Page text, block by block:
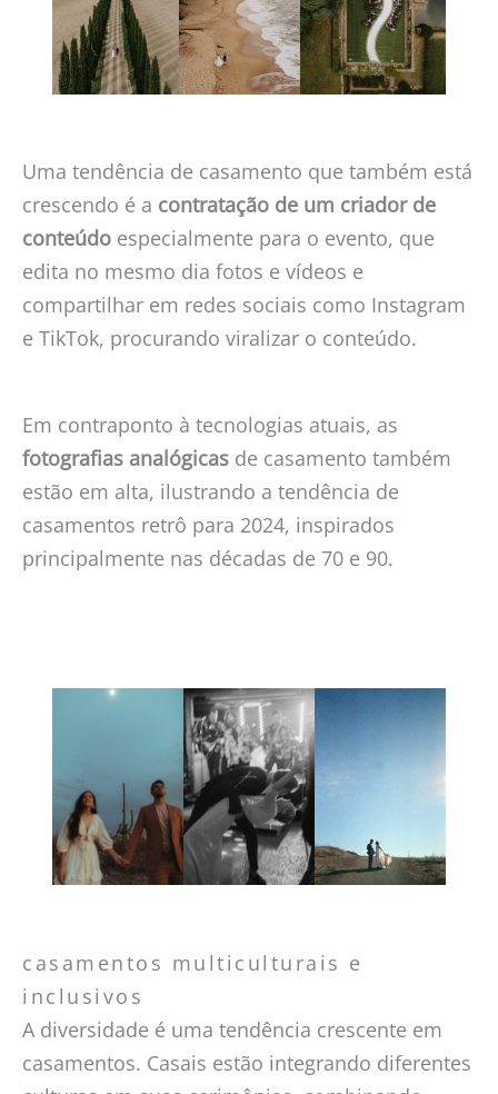
Uma tendência de casamento que também está
crescendo é a contratação de um criador de
conteúdo especialmente para o evento, que
edita no mesmo dia fotos e vídeos e
compartilhar em redes sociais como Instagram
e TikTok, procurando viralizar o conteúdo.
Em contraponto à tecnologias atuais, as
fotografias analógicas de casamento também
estão em alta, ilustrando a tendência de
casamentos retrô para 2024, inspirados
principalmente nas décadas de 70 e 90.
casamentos multiculturais e
inclusivos
A diversidade é uma tendência crescente em
casamentos. Casais estão integrando diferentes